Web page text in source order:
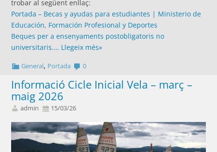
trobar al següent enllaç:
Portada – Becas y ayudas para estudiantes | Ministerio de
Educación, Formación Profesional y Deportes
Beques per a ensenyaments postobligatoris no
universitaris.… Llegeix més»
General, Portada 0
Informació Cicle Inicial Vela – març –
maig 2026
admin 15/03/26